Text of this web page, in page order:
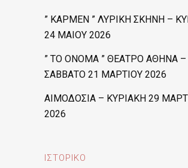
” ΚΑΡΜΕΝ ” ΛΥΡΙΚΗ ΣΚΗΝΗ –
24 ΜΑΙΟΥ 2026
” ΤΟ ΟΝΟΜΑ ” ΘΕΑΤΡΟ ΑΘΗΝΑ –
ΣΑΒΒΑΤΟ 21 ΜΑΡΤΙΟΥ 2026
ΑΙΜΟΔΟΣΙΑ – ΚΥΡΙΑΚΗ 29
2026
ΙΣΤΟΡΙΚΌ